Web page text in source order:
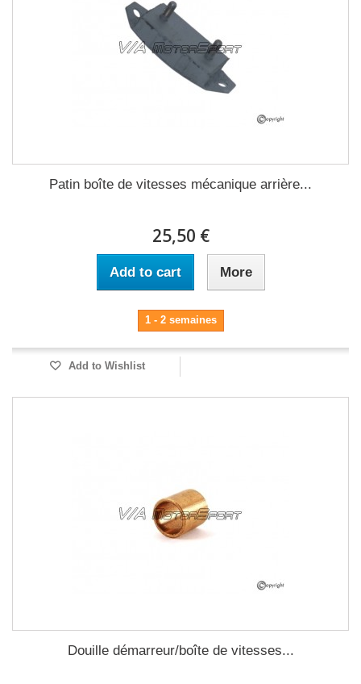
Patin boîte de vitesses mécanique arrière...
25,50 €
Add to cart More
1 - 2 semaines
Add to Wishlist
Douille démarreur/boîte de vitesses...